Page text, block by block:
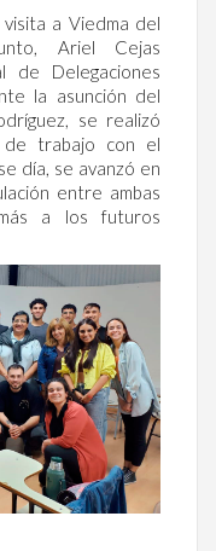
a Viedma del
Ariel Cejas
de Delegaciones
la asunción del
se realizó
de trabajo con el
día, se avanzó en
entre ambas
a los futuros